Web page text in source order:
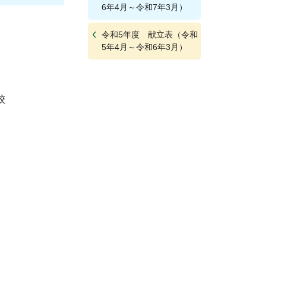
6年4月～令和7年3月）
令和5年度 献立表（令和
5年4月～令和6年3月）